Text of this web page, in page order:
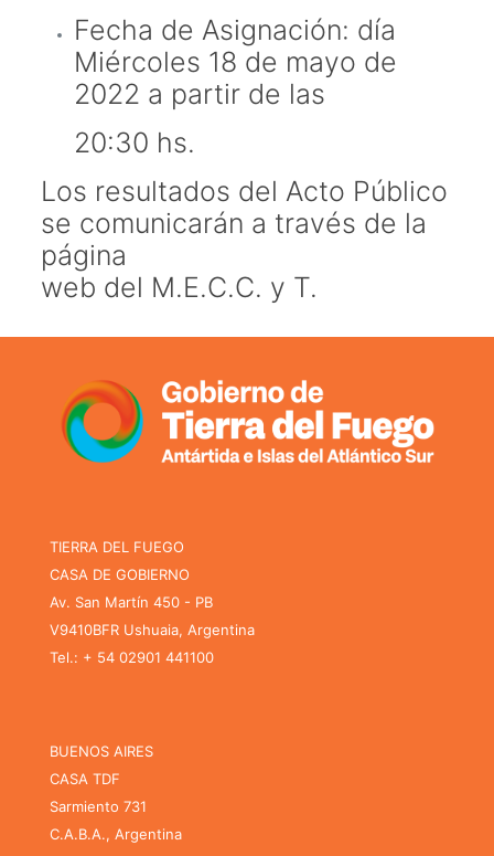
Fecha de Asignación: día
Miércoles 18 de mayo de
2022 a partir de las
20:30 hs.
Los resultados del Acto Público
se comunicarán a través de la
página
web del M.E.C.C. y T.
TIERRA DEL FUEGO
CASA DE GOBIERNO
Av. San Martín 450 - PB
V9410BFR Ushuaia, Argentina
Tel.: + 54 02901 441100
BUENOS AIRES
CASA TDF
Sarmiento 731
C.A.B.A., Argentina